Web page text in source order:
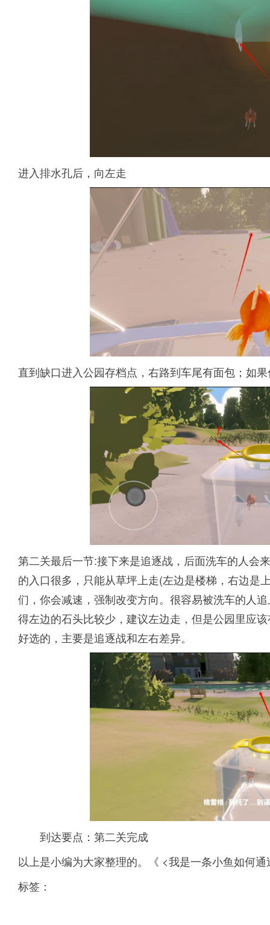
进入排水孔后，向左走
直到缺口进入公园存档点，右路到车尾有面包；如
第二关最后一节:接下来是追逐战，后面洗车的人会
的入口很多，只能从草坪上走(左边是楼梯，右边是
们，你会减速，强制改变方向。很容易被洗车的人
得左边的石头比较少，建议左边走，但是公园里应
好选的，主要是追逐战和左右差异。
到达要点：第二关完成
以上是小编为大家整理的。《 <我是一条小鱼如何
标签：